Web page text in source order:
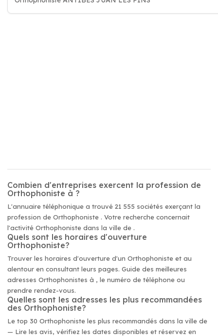
Combien d'entreprises exercent la profession de
Orthophoniste à ?
L'annuaire téléphonique a trouvé 21 555 sociétés exerçant la
profession de Orthophoniste . Votre recherche concernait
l'activité Orthophoniste dans la ville de .
Quels sont les horaires d'ouverture
Orthophoniste?
Trouver les horaires d'ouverture d'un Orthophoniste et au
alentour en consultant leurs pages. Guide des meilleures
adresses Orthophonistes à , le numéro de téléphone ou
prendre rendez-vous.
Quelles sont les adresses les plus recommandées
des Orthophoniste?
Le top 30 Orthophoniste les plus recommandés dans la ville de
— Lire les avis, vérifiez les dates disponibles et réservez en